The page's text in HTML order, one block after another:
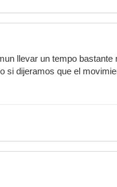
llevar un tempo
si dijeramos que el